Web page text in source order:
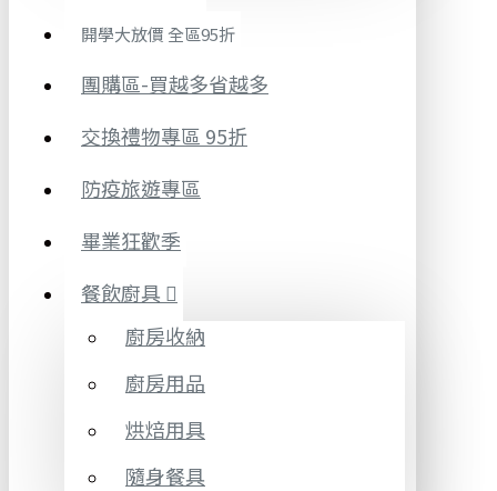
開學大放價 全區95折
團購區-買越多省越多
交換禮物專區 95折
防疫旅遊專區
畢業狂歡季
餐飲廚具
廚房收納
廚房用品
烘焙用具
隨身餐具